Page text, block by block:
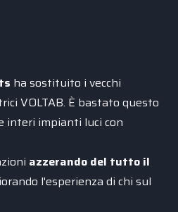
ha sostituito i vecchi
VOLTAB. È bastato questo
interi impianti luci con
azzerando del tutto il
l'esperienza di chi sul